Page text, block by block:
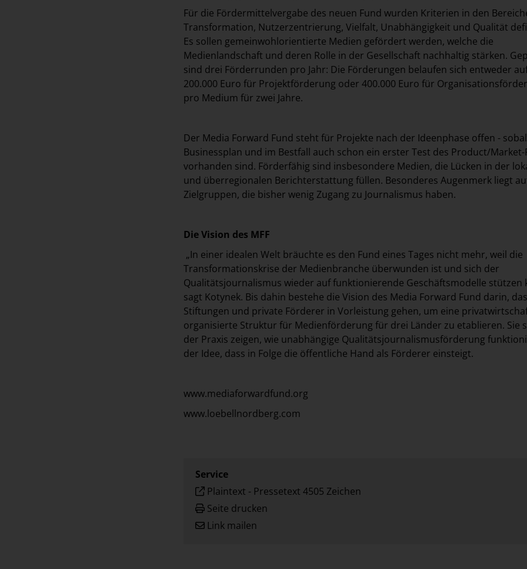
Für die Fördermittelvergabe des neuen Fund wurden Kriterien in den
Transformation, Nutzerzentrierung, Vielfalt, Unabhängigkeit und Qualität
Es sollen gemeinwohlorientierte Medien gefördert werden, welche die
Medienlandschaft und deren Rolle in der Gesellschaft nachhaltig stärken.
sind drei Förderrunden pro Jahr: Die Förderungen belaufen sich entweder
200.000 Euro für Projektförderung oder 400.000 Euro für
pro Medium für zwei Jahre.
Der Media Forward Fund steht für Projekte nach der Ideenphase offen -
Businessplan und im Bestfall auch schon ein erster Test des Product/Market-
vorhanden sind. Förderfähig sind insbesondere Medien, die Lücken in der
und überregionalen Berichterstattung füllen. Besonderes Augenmerk liegt
Zielgruppen, die bisher wenig Zugang zu Journalismus haben.
Die Vision des MFF
„In einer idealen Welt bräuchte es den Fund eines Tages nicht mehr, weil die
Transformationskrise der Medienbranche überwunden ist und sich der
Qualitätsjournalismus wieder auf funktionierende Geschäftsmodelle stützen
sagt Kotynek. Bis dahin bestehe die Vision des Media Forward Fund darin,
Stiftungen und private Förderer in Vorleistung gehen, um eine
organisierte Struktur für Medienförderung für drei Länder zu etablieren. Sie
der Praxis zeigen, wie unabhängige Qualitätsjournalismusförderung
der Idee, dass in Folge die öffentliche Hand als Förderer einsteigt.
www.mediaforwardfund.org
www.loebellnordberg.com
Service
Plaintext - Pressetext 4505 Zeichen
Seite drucken
Link mailen